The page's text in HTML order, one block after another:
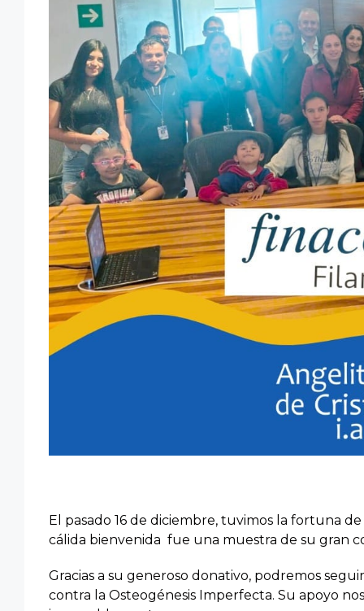
El pasado 16 de diciembre, tuvimos la fortuna
cálida bienvenida fue una muestra de su gran
Gracias a su generoso donativo, podremos
contra la Osteogénesis Imperfecta. Su apoyo